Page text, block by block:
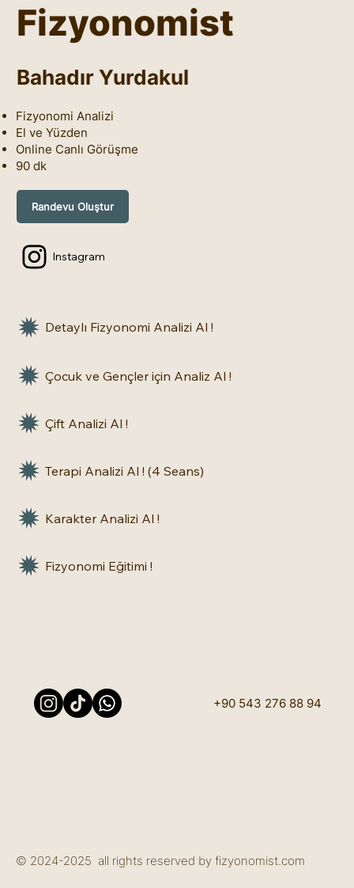
© 2024-2025 all rights reserved by fizyonomist.com
Fizyonomist
Bahadır Yurdakul
Fizyonomi Analizi
El ve Yüzden
Online Canlı Görüşme
90 dk
Randevu Oluştur
Instagram
Detaylı Fizyonomi Analizi Al !
Karakter Analizi Al !
Çocuk ve Gençler için Analiz Al !
Terapi Analizi Al ! (4 Seans)
Çift Analizi Al !
Fizyonomi Eğitimi !
+90 543 276 88 94